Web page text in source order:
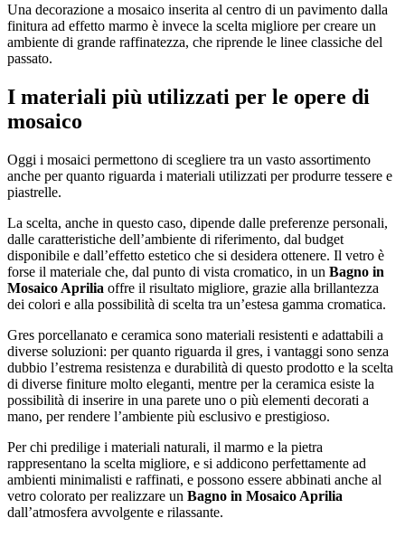
Una decorazione a mosaico inserita al centro di un pavimento dalla
finitura ad effetto marmo è invece la scelta migliore per creare un
ambiente di grande raffinatezza, che riprende le linee classiche del
passato.
I materiali più utilizzati per le opere di
mosaico
Oggi i mosaici permettono di scegliere tra un vasto assortimento
anche per quanto riguarda i materiali utilizzati per produrre tessere e
piastrelle.
La scelta, anche in questo caso, dipende dalle preferenze personali,
dalle caratteristiche dell’ambiente di riferimento, dal budget
disponibile e dall’effetto estetico che si desidera ottenere. Il vetro è
forse il materiale che, dal punto di vista cromatico, in un Bagno in
Mosaico Aprilia offre il risultato migliore, grazie alla brillantezza
dei colori e alla possibilità di scelta tra un’estesa gamma cromatica.
Gres porcellanato e ceramica sono materiali resistenti e adattabili a
diverse soluzioni: per quanto riguarda il gres, i vantaggi sono senza
dubbio l’estrema resistenza e durabilità di questo prodotto e la scelta
di diverse finiture molto eleganti, mentre per la ceramica esiste la
possibilità di inserire in una parete uno o più elementi decorati a
mano, per rendere l’ambiente più esclusivo e prestigioso.
Per chi predilige i materiali naturali, il marmo e la pietra
rappresentano la scelta migliore, e si addicono perfettamente ad
ambienti minimalisti e raffinati, e possono essere abbinati anche al
vetro colorato per realizzare un Bagno in Mosaico Aprilia
dall’atmosfera avvolgente e rilassante.